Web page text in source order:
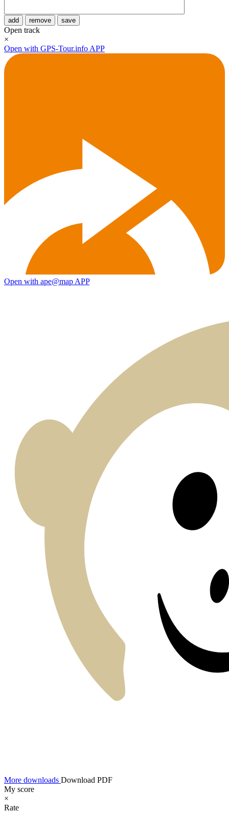
add remove save
Open track
×
Open with GPS-Tour.info APP
Open with ape@map APP
More downloads Download PDF
My score
×
Rate